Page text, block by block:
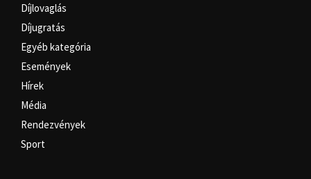
Díjlovaglás
Díjugratás
Egyéb kategória
Események
Hírek
Média
Rendezvények
Sport